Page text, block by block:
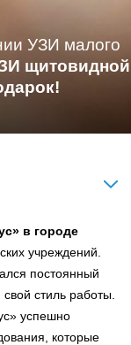
УЗИ малого
щитовидной
в городе
учреждений.
постоянный
стиль работы.
успешно
которые